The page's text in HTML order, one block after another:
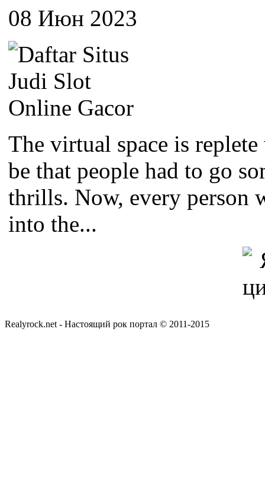
08 Июн 2023
The virtual space is
be that people had to go
thrills. Now, every person
into the...
Realyrock.net - Настоящий рок портал © 2011-2015